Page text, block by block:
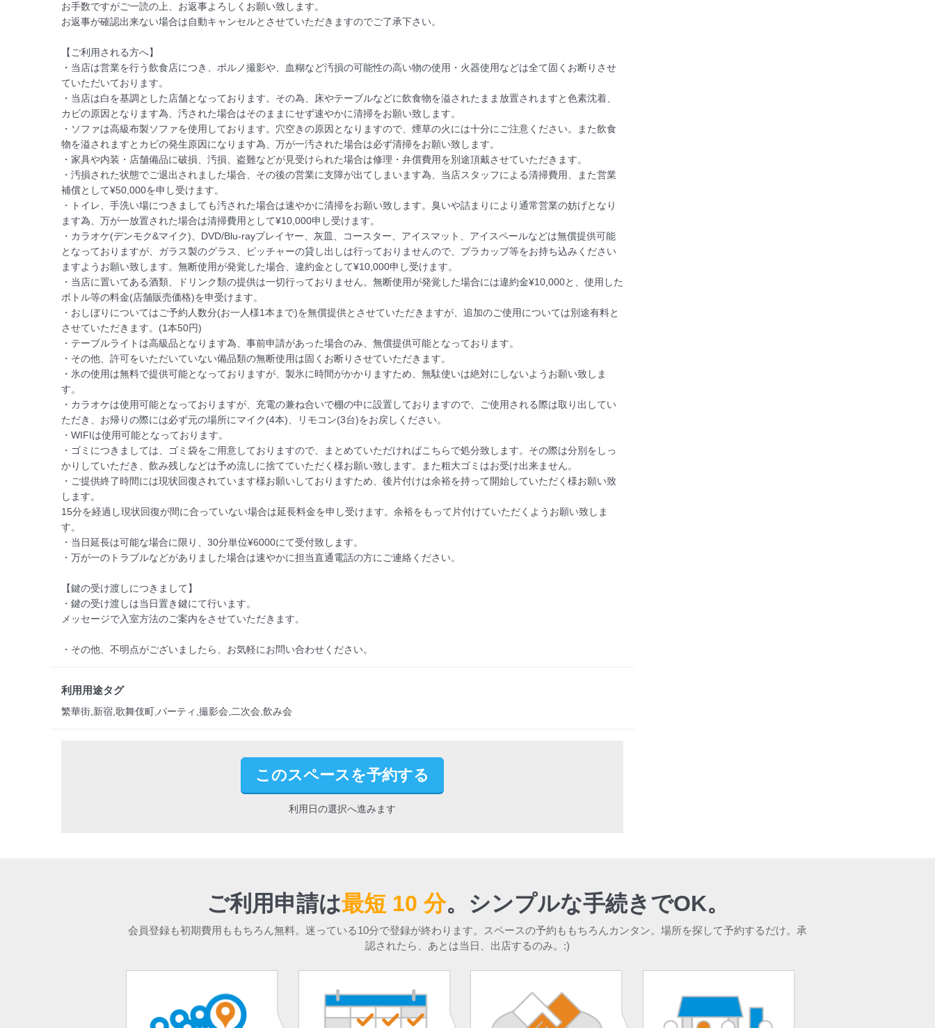
お手数ですがご一読の上、お返事よろしくお願い致します。
お返事が確認出来ない場合は自動キャンセルとさせていただきますのでご了承下さい。
【ご利用される方へ】
・当店は営業を行う飲食店につき、ポルノ撮影や、血糊など汚損の可能性の高い物の使用・火器使用などは全て固くお断りさせ
ていただいております。
・当店は白を基調とした店舗となっております。その為、床やテーブルなどに飲食物を溢されたまま放置されますと色素沈着、
カビの原因となります為、汚された場合はそのままにせず速やかに清掃をお願い致します。
・ソファは高級布製ソファを使用しております。穴空きの原因となりますので、煙草の火には十分にご注意ください。また飲食
物を溢されますとカビの発生原因になります為、万が一汚された場合は必ず清掃をお願い致します。
・家具や内装・店舗備品に破損、汚損、盗難などが見受けられた場合は修理・弁償費用を別途頂戴させていただきます。
・汚損された状態でご退出されました場合、その後の営業に支障が出てしまいます為、当店スタッフによる清掃費用、また営業
補償として¥50,000を申し受けます。
・トイレ、手洗い場につきましても汚された場合は速やかに清掃をお願い致します。臭いや詰まりにより通常営業の妨げとなり
ます為、万が一放置された場合は清掃費用として¥10,000申し受けます。
・カラオケ(デンモク&マイク)、DVD/Blu-rayプレイヤー、灰皿、コースター、アイスマット、アイスペールなどは無償提供可能
となっておりますが、ガラス製のグラス、ピッチャーの貸し出しは行っておりませんので、プラカップ等をお持ち込みください
ますようお願い致します。無断使用が発覚した場合、違約金として¥10,000申し受けます。
・当店に置いてある酒類、ドリンク類の提供は一切行っておりません。無断使用が発覚した場合には違約金¥10,000と、使用した
ボトル等の料金(店舗販売価格)を申受けます。
・おしぼりについてはご予約人数分(お一人様1本まで)を無償提供とさせていただきますが、追加のご使用については別途有料と
させていただきます。(1本50円)
・テーブルライトは高級品となります為、事前申請があった場合のみ、無償提供可能となっております。
・その他、許可をいただいていない備品類の無断使用は固くお断りさせていただきます。
・氷の使用は無料で提供可能となっておりますが、製氷に時間がかかりますため、無駄使いは絶対にしないようお願い致しま
す。
・カラオケは使用可能となっておりますが、充電の兼ね合いで棚の中に設置しておりますので、ご使用される際は取り出してい
ただき、お帰りの際には必ず元の場所にマイク(4本)、リモコン(3台)をお戻しください。
・WIFIは使用可能となっております。
・ゴミにつきましては、ゴミ袋をご用意しておりますので、まとめていただければこちらで処分致します。その際は分別をしっ
かりしていただき、飲み残しなどは予め流しに捨てていただく様お願い致します。また粗大ゴミはお受け出来ません。
・ご提供終了時間には現状回復されています様お願いしておりますため、後片付けは余裕を持って開始していただく様お願い致
します。
15分を経過し現状回復が間に合っていない場合は延長料金を申し受けます。余裕をもって片付けていただくようお願い致しま
す。
・当日延長は可能な場合に限り、30分単位¥6000にて受付致します。
・万が一のトラブルなどがありました場合は速やかに担当直通電話の方にご連絡ください。
【鍵の受け渡しにつきまして】
・鍵の受け渡しは当日置き鍵にて行います。
メッセージで入室方法のご案内をさせていただきます。
・その他、不明点がございましたら、お気軽にお問い合わせください。
利用用途タグ
繁華街,新宿,歌舞伎町,パーティ,撮影会,二次会,飲み会
このスペースを予約する
利用日の選択へ進みます
ご利用申請は最短 10 分。 シンプルな手続きでOK。
会員登録も初期費用ももちろん無料。迷っている10分で登録が終わります。スペースの予約ももちろんカンタン。場所を探して予約するだけ。承
認されたら、あとは当日、出店するのみ。:)